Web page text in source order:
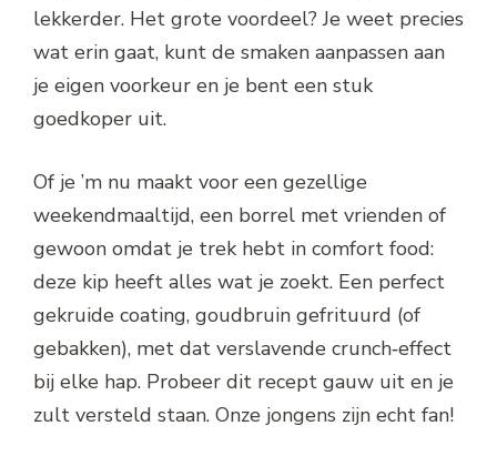
lekkerder. Het grote voordeel? Je weet precies
wat erin gaat, kunt de smaken aanpassen aan
je eigen voorkeur en je bent een stuk
goedkoper uit.
Of je ’m nu maakt voor een gezellige
weekendmaaltijd, een borrel met vrienden of
gewoon omdat je trek hebt in comfort food:
deze kip heeft alles wat je zoekt. Een perfect
gekruide coating, goudbruin gefrituurd (of
gebakken), met dat verslavende crunch‑effect
bij elke hap. Probeer dit recept gauw uit en je
zult versteld staan. Onze jongens zijn echt fan!